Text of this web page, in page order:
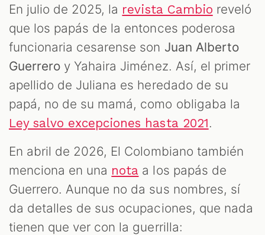
En julio de 2025, la revista Cambio reveló
que los papás de la entonces poderosa
funcionaria cesarense son Juan Alberto
Guerrero y Yahaira Jiménez. Así, el primer
apellido de Juliana es heredado de su
papá, no de su mamá, como obligaba la
Ley salvo excepciones hasta 2021.
En abril de 2026, El Colombiano también
menciona en una nota a los papás de
Guerrero. Aunque no da sus nombres, sí
da detalles de sus ocupaciones, que nada
tienen que ver con la guerrilla: